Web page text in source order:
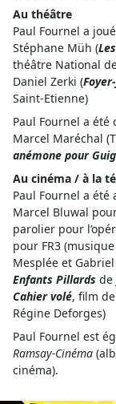
Au théâtre
Paul Fournel a
Stéphane Müh (
théâtre National
Daniel Zerki (
Saint-Etienne)
Paul Fournel a
Marcel Maréchal
anémone pour
Au cinéma / à la
Paul Fournel a
Marcel Bluwal
parolier pour
pour FR3
Mesplée et
Enfants Pillards de
Cahier volé, film
Régine Deforges)
Paul Fournel est
Ramsay-Cinéma
cinéma).